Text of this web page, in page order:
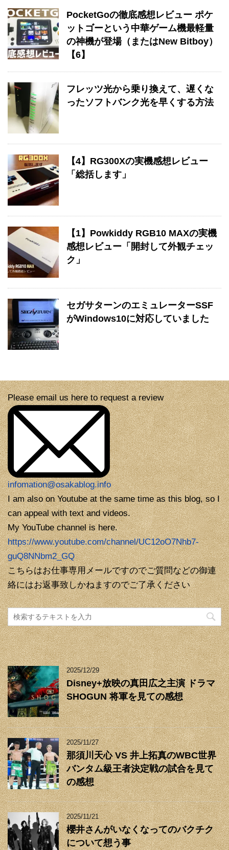
PocketGoの徹底感想レビュー ポケ
ットゴーという中華ゲーム機最軽量
の神機が登場（またはNew Bitboy）
【6】
フレッツ光から乗り換えて、遅くな
ったソフトバンク光を早くする方法
【4】RG300Xの実機感想レビュー
「総括します」
【1】Powkiddy RGB10 MAXの実機
感想レビュー「開封して外観チェッ
ク」
セガサターンのエミュレーターSSF
がWindows10に対応していました
Please email us here to request a review
infomation@osakablog.info
I am also on Youtube at the same time as this blog, so I
can appeal with text and videos.
My YouTube channel is here.
https://www.youtube.com/channel/UC12oO7Nhb7-
guQ8NNbm2_GQ
こちらはお仕事専用メールですのでご質問などの御連
絡にはお返事致しかねますのでご了承ください
2025/12/29
Disney+放映の真田広之主演 ドラマ
SHOGUN 将軍を見ての感想
2025/11/27
那須川天心 VS 井上拓真のWBC世界
バンタム級王者決定戦の試合を見て
の感想
2025/11/21
櫻井さんがいなくなってのバクチク
について想う事